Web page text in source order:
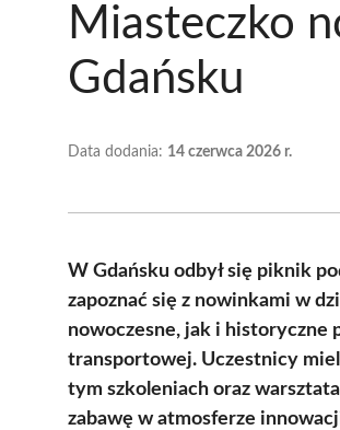
Miasteczko
Gdańsku
Data dodania: 14 czerwca 2026 r.
W Gdańsku odbył się piknik
zapoznać się z nowinkami w
nowoczesne, jak i historyczne
transportowej. Uczestnicy
tym szkoleniach oraz
zabawę w atmosferze